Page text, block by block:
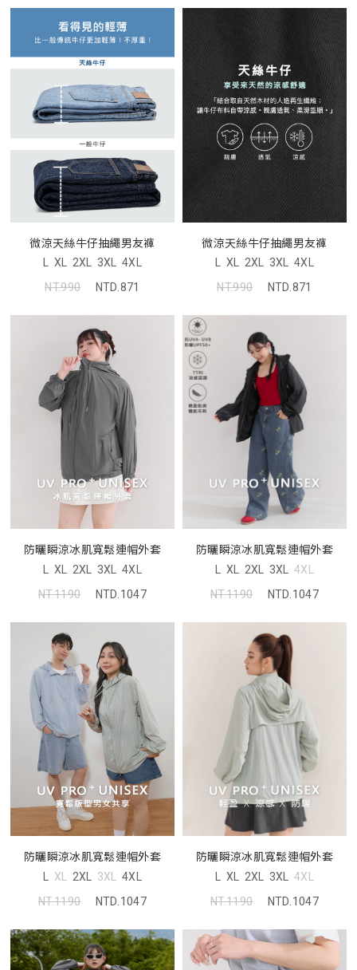
微涼天絲牛仔抽繩男友褲
L XL 2XL 3XL 4XL
NT.990
NTD.871
微涼天絲牛仔抽繩男友褲
L XL 2XL 3XL 4XL
NT.990
NTD.871
防曬瞬涼冰肌寬鬆連帽外套
L XL 2XL 3XL 4XL
NT.1190
NTD.1047
防曬瞬涼冰肌寬鬆連帽外套
L XL 2XL 3XL 4XL
NT.1190
NTD.1047
防曬瞬涼冰肌寬鬆連帽外套
L XL 2XL 3XL 4XL
NT.1190
NTD.1047
防曬瞬涼冰肌寬鬆連帽外套
L XL 2XL 3XL 4XL
NT.1190
NTD.1047